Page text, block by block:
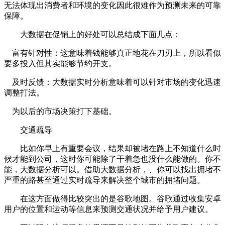
无法体现出消费者和环境的变化因此很难作为预测未来的可靠
保障。
大数据在促销上的好处可以总结成下面几点：
富有针对性：这意味着钱能够真正地花在刀刃上，所以看似
要多投入但其实能够节约开支。
及时反馈：大数据实时分析意味着可以针对市场的变化迅速
调整打法。
为以后的市场决策打下基础。
交通疏导
比如你早上有重要会议，结果却被堵在路上不知道什么时
候才能到公司，这时你可能除了干着急也没什么能做的。你不
能， 大数据分析可以。借助大数据分析 ，、你可以找出拥堵不
严重的路甚至通过实时疏导来解决整个城市的拥堵问题。
在这方面做得比较突出的是谷歌地图。谷歌通过收集安卓
用户的位置和运动等信息来预测交通状况并给予用户建议。